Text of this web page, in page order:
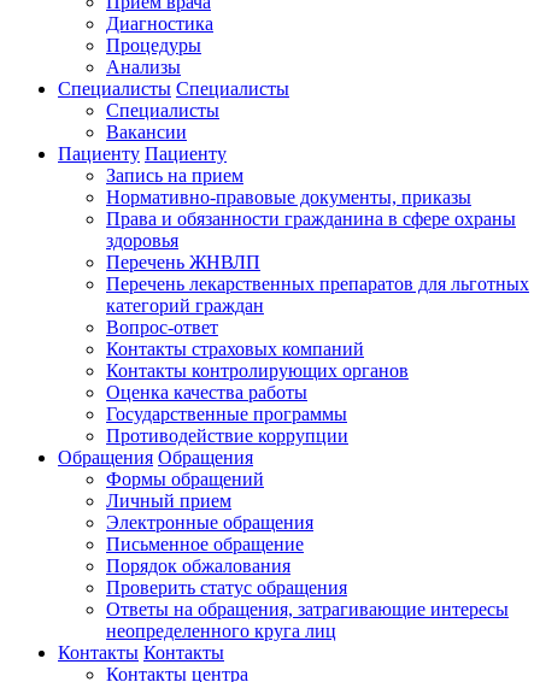
Диагностика
Процедуры
Анализы
Специалисты Специалисты
Специалисты
Вакансии
Пациенту Пациенту
Запись на прием
Нормативно-правовые документы, приказы
Права и обязанности гражданина в сфере охраны
здоровья
Перечень ЖНВЛП
Перечень лекарственных препаратов для льготных
категорий граждан
Вопрос-ответ
Контакты страховых компаний
Контакты контролирующих органов
Оценка качества работы
Государственные программы
Противодействие коррупции
Обращения Обращения
Формы обращений
Личный прием
Электронные обращения
Письменное обращение
Порядок обжалования
Проверить статус обращения
Ответы на обращения, затрагивающие интересы
неопределенного круга лиц
Контакты Контакты
Контакты центра